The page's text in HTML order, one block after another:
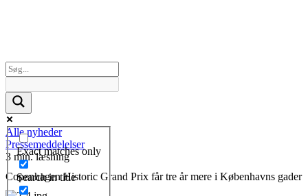
Exact matches only
Search in title
Alle nyheder
Pressemeddelelser
3 min. læsning
Copenhagen Historic Grand Prix får tre år mere i Københavns gader